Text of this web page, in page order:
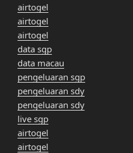
airtogel
airtogel
airtogel
data sgp
data macau
pengeluaran sgp
pengeluaran sdy
pengeluaran sdy
live sgp
airtogel
airtogel